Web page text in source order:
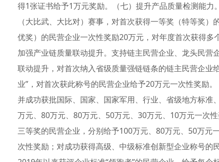
得1张证书给予1万元奖励。（七）提升产品质量检测能
（大比武、大比对）赛事，对首次获得一等奖（特等奖
优奖）的民营企业一次性奖励20万元，对年度首次获得多
加强产业链质量联动提升。支持链主民营企业、龙头民
联动提升，对首次纳入省级质量强链链条的链主民营企业
业”，对首次获此称号的民营企业给予20万元一次性奖励
并成功获批国际、国家、国家军用、行业、省级地方标
万元、80万元、80万元、50万元、30万元、10万元一次
三等奖的民营企业，分别给予100万元、80万元、50万元
次性奖励；对成功获得高级、中级标准创新型企业称号